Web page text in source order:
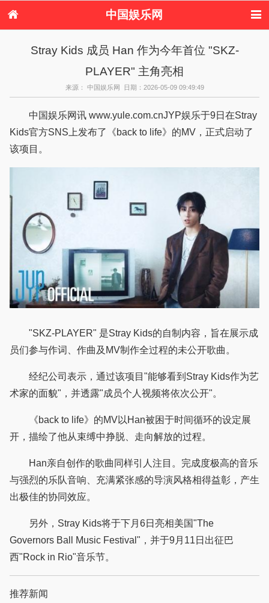
中国娱乐网
港台娱乐
日本娱乐 韩国娱乐
欧美娱乐
音乐新闻 影视新闻
港台明星八卦
日本韩国明星
欧美明星八卦
Stray Kids 成员 Han 作为今年首位 "SKZ-
PLAYER" 主角亮相
来源： 中国娱乐网 日期：2026-05-09 09:49:49
中国娱乐网讯 www.yule.com.cnJYP娱乐于9日在Stray
Kids官方SNS上发布了《back to life》的MV，正式启动了
该项目。
"SKZ-PLAYER" 是Stray Kids的自制内容，旨在展示成
员们参与作词、作曲及MV制作全过程的未公开歌曲。
经纪公司表示，通过该项目"能够看到Stray Kids作为艺
术家的面貌"，并透露"成员个人视频将依次公开"。
《back to life》的MV以Han被困于时间循环的设定展
开，描绘了他从束缚中挣脱、走向解放的过程。
Han亲自创作的歌曲同样引人注目。完成度极高的音乐
与强烈的乐队音响、充满紧张感的导演风格相得益彰，产生
出极佳的协同效应。
另外，Stray Kids将于下月6日亮相美国"The
Governors Ball Music Festival"，并于9月11日出征巴
西"Rock in Rio"音乐节。
推荐新闻